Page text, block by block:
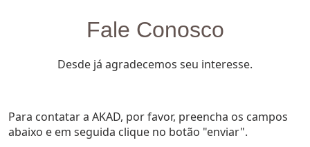
Fale Conosco
Desde já agradecemos seu interesse.
Para contatar a AKAD, por favor, preencha os campos
abaixo e em seguida clique no botão "enviar".